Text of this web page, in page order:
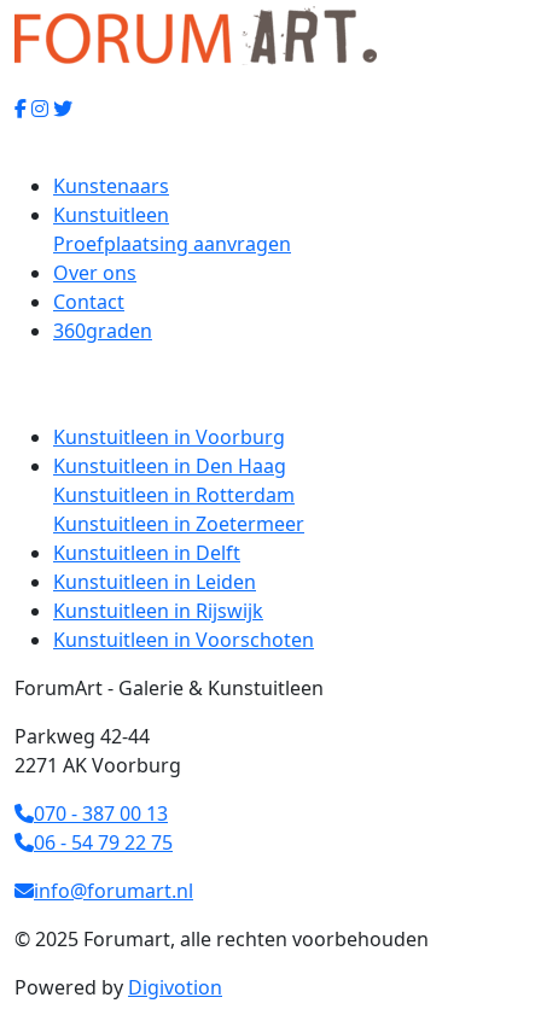
Kunstenaars
Kunstuitleen
Proefplaatsing aanvragen
Over ons
Contact
360graden
Kunstuitleen in Voorburg
Kunstuitleen in Den Haag
Kunstuitleen in Rotterdam
Kunstuitleen in Zoetermeer
Kunstuitleen in Delft
Kunstuitleen in Leiden
Kunstuitleen in Rijswijk
Kunstuitleen in Voorschoten
ForumArt - Galerie & Kunstuitleen
Parkweg 42-44
2271 AK Voorburg
070 - 387 00 13
06 - 54 79 22 75
info@forumart.nl
© 2025 Forumart, alle rechten voorbehouden
Powered by Digivotion